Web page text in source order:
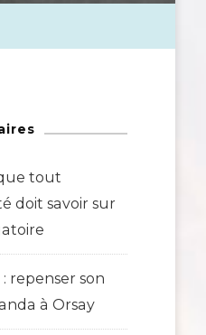
tout
doit savoir sur
repenser son
à Orsay